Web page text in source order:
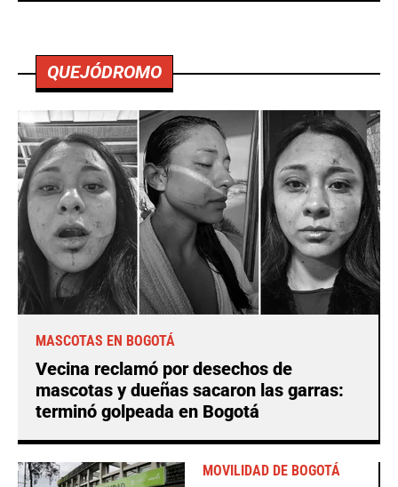
QUEJÓDROMO
MASCOTAS EN BOGOTÁ
Vecina reclamó por desechos de
mascotas y dueñas sacaron las garras:
terminó golpeada en Bogotá
MOVILIDAD DE BOGOTÁ